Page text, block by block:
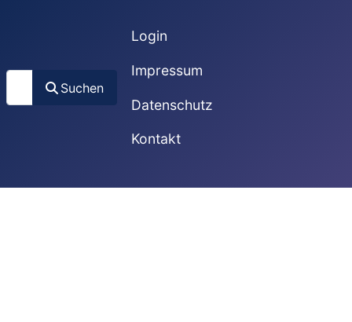
Suchen
Suchen
Login
Impressum
Datenschutz
Kontakt